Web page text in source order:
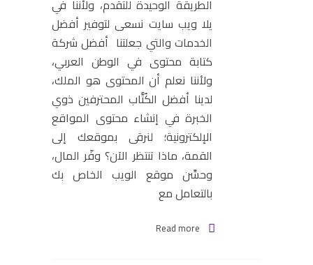
الطريقة الوحيدة للتقدم، ولأننا في
يلا ويب سايت نسعى لتوفير أفضل
الخدمات والتي جعلتنا أفضل شركة
كتابة محتوى في الوطن العربي،
ولأننا نعلم أن المحتوى هو الملك،
لدينا أفضل الكُتَّاب المحترفين ذوي
الخبرة في إنشاء محتوى المواقع
الإلكترونية؛ لنرقى بموقعك إلى
القمة، ماذا تنتظر الآن؟ وفّر المال،
وحسِّن موقع الويب الخاص بك
بالتعامل مع
Read more